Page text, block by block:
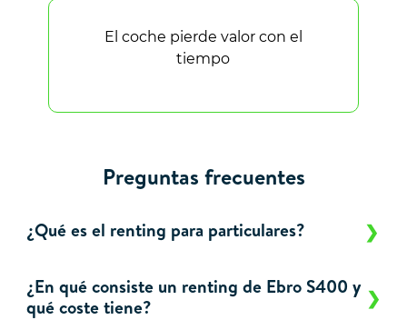
El coche pierde valor con el
tiempo
Preguntas frecuentes
¿Qué es el renting para particulares?
¿En qué consiste un renting de Ebro S400 y
qué coste tiene?